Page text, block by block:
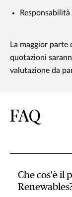
La maggior parte
quotazioni
valutazione da
FAQ
Che cos'è il